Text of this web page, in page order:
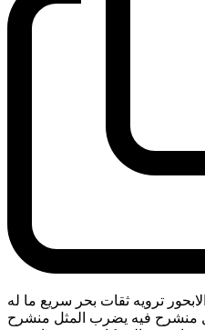
ترويه ثقات بحر سريع ما له
فيه يضرب المثل منشرح